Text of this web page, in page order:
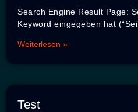
Search Engine Result Page:
Keyword eingegeben hat
Weiterlesen »
Test